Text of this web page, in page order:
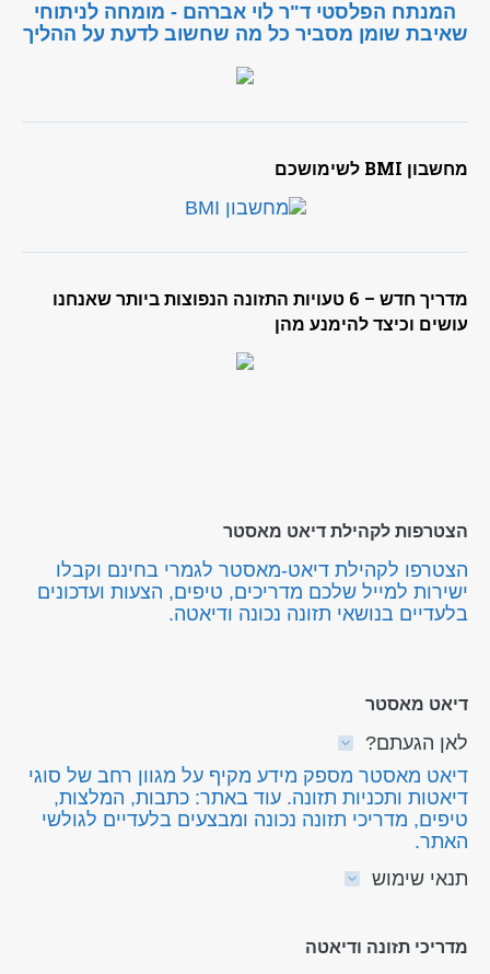
המנתח הפלסטי ד"ר לוי אברהם - מומחה לניתוחי
שאיבת שומן מסביר כל מה שחשוב לדעת על ההליך
מחשבון BMI לשימושכם
מדריך חדש – 6 טעויות התזונה הנפוצות ביותר שאנחנו
עושים וכיצד להימנע מהן
הצטרפות לקהילת דיאט מאסטר
הצטרפו לקהילת דיאט-מאסטר לגמרי בחינם וקבלו
ישירות למייל שלכם מדריכים, טיפים, הצעות ועדכונים
בלעדיים בנושאי תזונה נכונה ודיאטה.
דיאט מאסטר
לאן הגעתם?
דיאט מאסטר מספק מידע מקיף על מגוון רחב של סוגי
דיאטות ותכניות תזונה. עוד באתר: כתבות, המלצות,
טיפים, מדריכי תזונה נכונה ומבצעים בלעדיים לגולשי
האתר.
תנאי שימוש
מדריכי תזונה ודיאטה